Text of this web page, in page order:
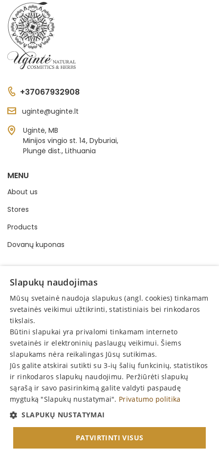
+37067932908
uginte@uginte.lt
Ugintė, MB
Minijos vingio st. 14, Dyburiai,
Plungė dist., Lithuania
MENU
About us
Stores
Products
Dovanų kuponas
INFORMATION
Buying and selling order
Privacy policy
Online consumer dispute resolution
Protection of consumer rights
Return
Announcements
© 2026 UGINTĖ, MB. All rights reserved.
Created by:
P
r
e
n
u
m
e
r
u
o
k
N
a
u
j
i
e
n
a
s
!
Slapukų naudojimas
Mūsų svetainė naudoja slapukus (angl. cookies) tinkamam
svetainės veikimui užtikrinti, statistiniais bei rinkodaros
tikslais.
Būtini slapukai yra privalomi tinkamam interneto
svetainės ir elektroninių paslaugų veikimui. Šiems
slapukams nėra reikalingas Jūsų sutikimas.
Jūs galite atskirai sutikti su 3-ių šalių funkcinių, statistikos
ir rinkodaros slapukų naudojimu. Peržiūrėti slapukų
sąrašą ir savo pasirinkimą galite valdyti paspaudę
mygtuką "Slapukų nustatymai". Privatumo politika
SLAPUKŲ NUSTATYMAI
PATVIRTINTI VISUS